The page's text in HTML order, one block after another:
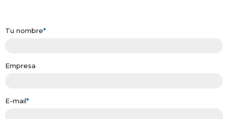
Tu nombre*
Empresa
E-mail*